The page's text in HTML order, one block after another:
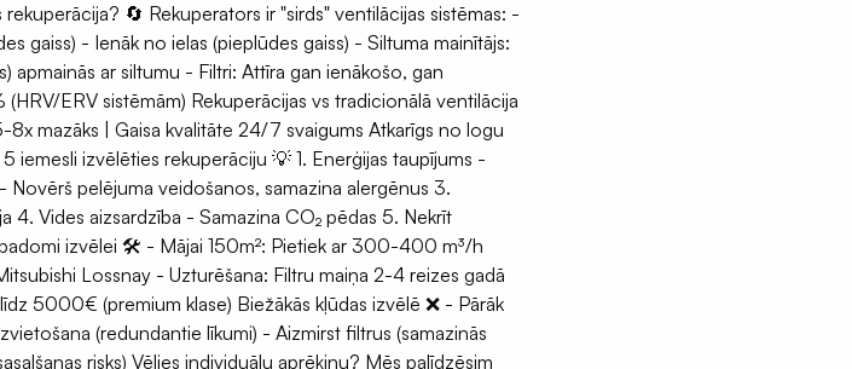
🔄 Rekuperators ir "sirds" ventilācijas sistēmas: -
gaiss) - Ienāk no ielas (pieplūdes gaiss) - Siltuma mainītājs:
apmainās ar siltumu - Filtri: Attīra gan ienākošo, gan
ERV sistēmām) Rekuperācijas vs tradicionālā ventilācija
mazāks | Gaisa kvalitāte 24/7 svaigums Atkarīgs no logu
iemesli izvēlēties rekuperāciju 💡 1. Enerģijas taupījums -
pelējuma veidošanos, samazina alergēnus 3.
Vides aizsardzība - Samazina CO₂ pēdas 5. Nekrīt
izvēlei 🛠️ - Mājai 150m²: Pietiek ar 300-400 m³/h
Lossnay - Uzturēšana: Filtru maiņa 2-4 reizes gadā
5000€ (premium klase) Biežākās kļūdas izvēlē ❌ - Pārāk
(redundantie līkumi) - Aizmirst filtrus (samazinās
risks) Vēlies individuālu aprēķinu? Mēs palīdzēsim